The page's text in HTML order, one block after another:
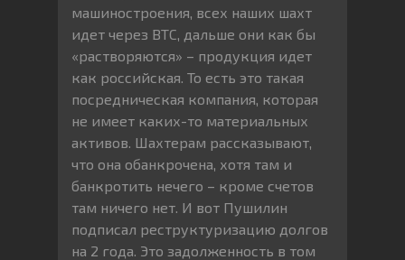
машиностроения, всех наших шахт
идет через ВТС, дальше они как бы
«растворяются» – продукция идет
как российская. То есть это такая
посредническая компания, которая
не имеет каких-то материальных
активов. Шахтерам рассказывают,
что она обанкрочена, хотя там и
банкротить нечего – кроме счетов
там ничего нет. И вот Пушилин
подписал реструктуризацию долгов
на 2 года. Это задолженность в том